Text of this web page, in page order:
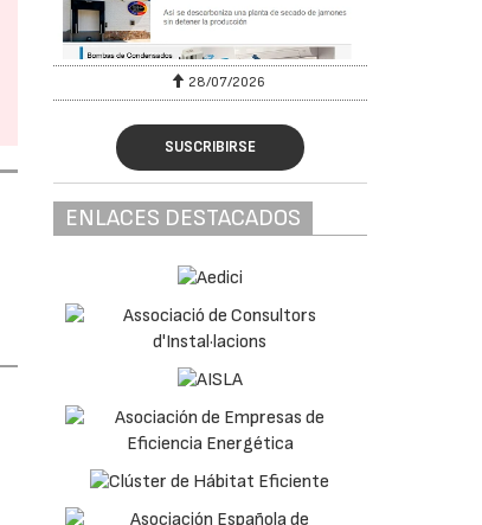
28/07/2026
SUSCRIBIRSE
ENLACES DESTACADOS